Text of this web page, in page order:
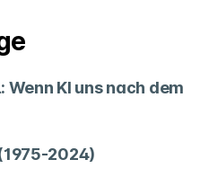
KI uns nach dem
2024)